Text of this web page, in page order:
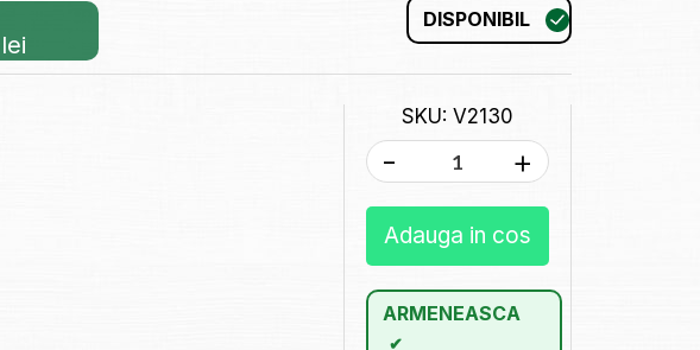
lei
DISPONIBIL
SKU: V2130
- +
Adauga in cos
ARMENEASCA